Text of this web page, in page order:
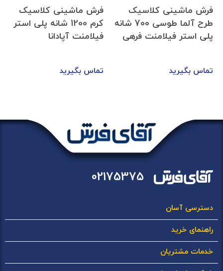
فرش ماشینی کلاسیک
طرح آلما طوسی 700 شانه
پلی استر فیلامنت فرهی
تماس بگیرید
فرش ماشینی کلاسیک
کرم 1200 شانه پلی استر
فیلامنت آپادانا
تماس بگیرید
02175375
دسترسی آسان
راهنمای خرید
خدمات مشتریان